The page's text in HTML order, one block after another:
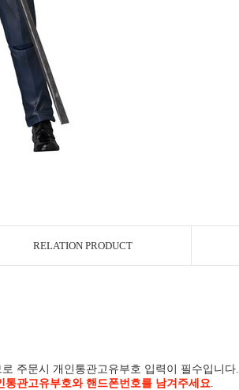
RELATION PRODUCT
주문시 개인통관고유부호 입력이 필수입니다.
통관고유부호와 핸드폰번호를 남겨주세요.